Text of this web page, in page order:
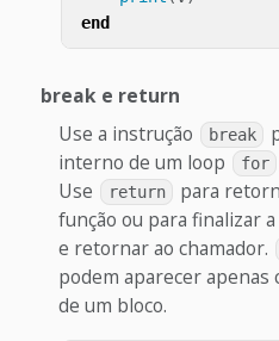
end
break e return
Use a instrução
break
interno de um loop
for
Use
return
para
função ou para finalizar
e retornar ao chamador.
podem aparecer apenas
de um bloco.